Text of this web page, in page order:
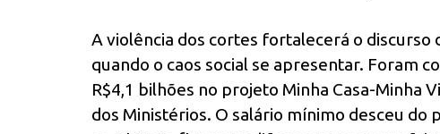
A violência dos cortes fortalecerá o
quando o caos social se apresentar. Foram
R$4,1 bilhões no projeto Minha Casa-Minha
dos Ministérios. O salário mínimo desceu do